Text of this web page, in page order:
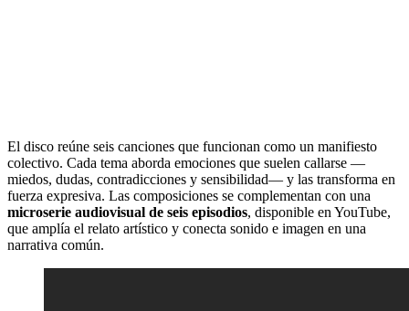
El disco reúne seis canciones que funcionan como un manifiesto
colectivo. Cada tema aborda emociones que suelen callarse —
miedos, dudas, contradicciones y sensibilidad— y las transforma en
fuerza expresiva. Las composiciones se complementan con una
microserie audiovisual de seis episodios, disponible en YouTube,
que amplía el relato artístico y conecta sonido e imagen en una
narrativa común.